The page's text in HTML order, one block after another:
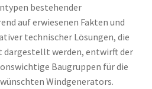
bestehender
auf erwiesenen Fakten und
technischer Lösungen, die
dargestellt werden, entwirft der
Baugruppen für die
Windgenerators.